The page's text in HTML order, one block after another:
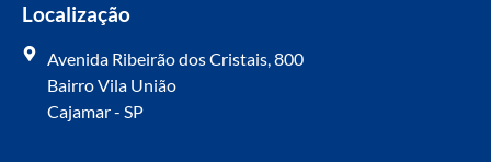
Localização
Avenida Ribeirão dos Cristais, 800
Bairro Vila União
Cajamar - SP